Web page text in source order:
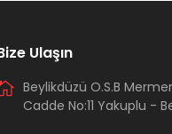
Ulaşın
Beylikdüzü O.S.B
Cadde No:11 Yakuplu -